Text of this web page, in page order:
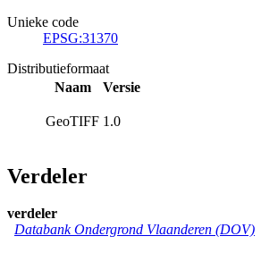
Unieke code
EPSG:31370
Distributieformaat
Naam
Versie
GeoTIFF 1.0
Verdeler
verdeler
Databank Ondergrond Vlaanderen (DOV)